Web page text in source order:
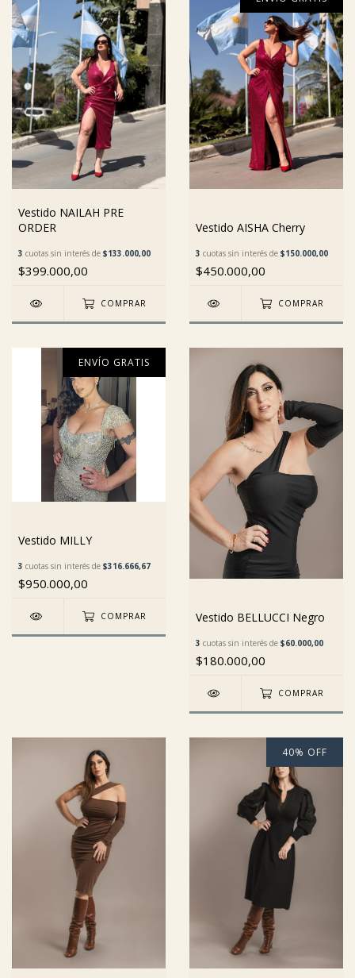
Vestido NAILAH PRE
ORDER
3 cuotas sin interés de $133.000,00
$399.000,00
COMPRAR
Vestido AISHA Cherry
3 cuotas sin interés de $150.000,00
$450.000,00
COMPRAR
ENVÍO GRATIS
Vestido MILLY
3 cuotas sin interés de $316.666,67
$950.000,00
COMPRAR Vestido BELLUCCI Negro
3 cuotas sin interés de $60.000,00
$180.000,00
COMPRAR
40% OFF